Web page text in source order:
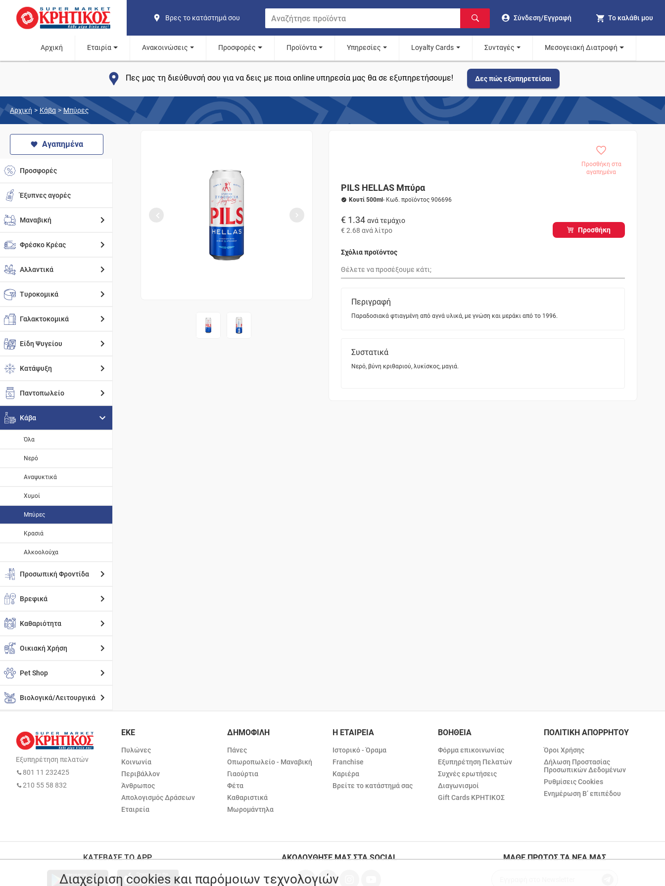
Βρες το κατάστημά σου Σύνδεση/Εγγραφή Το καλάθι μου
Αρχική Εταιρία Ανακοινώσεις Προσφορές Προϊόντα Υπηρεσίες Loyalty Cards Συνταγές Μεσογειακή Διατροφή
Πες μας τη διεύθυνσή σου για να δεις με ποια online υπηρεσία μας θα σε εξυπηρετήσουμε! Δες πώς εξυπηρετείσαι
Αρχική > Κάβα > Μπύρες
Αγαπημένα
Προσφορές
Έξυπνες αγορές
Μαναβική
Φρέσκο Κρέας
Αλλαντικά
Τυροκομικά
Γαλακτοκομικά
Είδη Ψυγείου
Κατάψυξη
Παντοπωλείο
Κάβα
Όλα
Νερό
Αναψυκτικά
Χυμοί
Μπύρες
Κρασιά
Αλκοολούχα
Προσωπική Φροντίδα
Βρεφικά
Καθαριότητα
Οικιακή Χρήση
Pet Shop
Βιολογικά/Λειτουργικά
Προσθήκη στα
αγαπημένα
PILS HELLAS Μπύρα
Κουτί 500ml - Κωδ. προϊόντος 906696
€ 1.34 ανά τεμάχιο
€ 2.68 ανά λίτρο Προσθήκη
Σχόλια προϊόντος
Περιγραφή
Παραδοσιακά φτιαγμένη από αγνά υλικά, με γνώση και μεράκι από το 1996.
Συστατικά
Νερό, βύνη κριθαριού, λυκίσκος, μαγιά.
Εξυπηρέτηση πελατών
801 11 232425
210 55 58 832
ΕΚΕ
Πυλώνες
Κοινωνία
Περιβάλλον
Άνθρωπος
Απολογισμός Δράσεων
Εταιρεία
ΔΗΜΟΦΙΛΗ
Πάνες
Οπωροπωλείο - Μαναβική
Γιαούρτια
Φέτα
Καθαριστικά
Μωρομάντηλα
Η ΕΤΑΙΡΕΙΑ
Ιστορικό - Όραμα
Franchise
Καριέρα
Βρείτε το κατάστημά σας
ΒΟΗΘΕΙΑ
Φόρμα επικοινωνίας
Εξυπηρέτηση Πελατών
Συχνές ερωτήσεις
Διαγωνισμοί
Gift Cards ΚΡΗΤΙΚΟΣ
ΠΟΛΙΤΙΚΗ ΑΠΟΡΡΗΤΟΥ
Όροι Χρήσης
Δήλωση Προστασίας
Προσωπικών Δεδομένων
Ρυθμίσεις Cookies
Ενημέρωση Β’ επιπέδου
ΚΑΤΕΒΑΣΕ ΤΟ APP ΑΚΟΛΟΥΘΗΣΕ ΜΑΣ ΣΤΑ SOCIAL ΜΑΘΕ ΠΡΩΤΟΣ ΤΑ ΝΕΑ ΜΑΣ
Διαχείριση cookies και παρόμοιων τεχνολογιών